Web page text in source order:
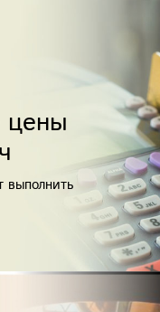
цены
выполнить